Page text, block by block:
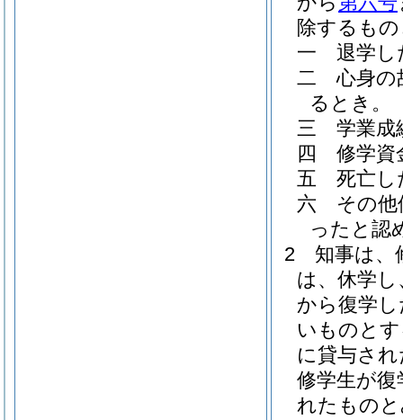
除するも
一
退学し
二
心身の
るとき。
三
学業成
四
修学資
五
死亡し
六
その
ったと認
2
知事は、
は、休学
から復学
いものと
に貸与さ
修学生が
れたもの